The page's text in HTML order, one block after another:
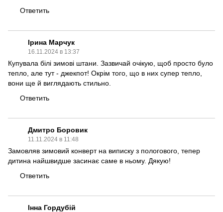
Ответить
Ірина Марчук
16.11.2024 в 13:37
Купувала білі зимові штани. Зазвичай очікую, щоб просто було
тепло, але тут - джекпот! Окрім того, що в них супер тепло,
вони ще й виглядають стильно.
Ответить
Дмитро Боровик
11.11.2024 в 11:48
Замовляв зимовий конверт на виписку з пологового, тепер
дитина найшвидше засинає саме в ньому. Дякую!
Ответить
Інна Гордубій